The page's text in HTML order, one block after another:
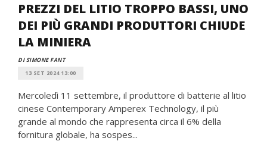
PREZZI DEL LITIO TROPPO BASSI, UNO
DEI PIÙ GRANDI PRODUTTORI CHIUDE
LA MINIERA
DI SIMONE FANT
13 SET 2024 13:00
Mercoledì 11 settembre, il produttore di batterie al litio
cinese Contemporary Amperex Technology, il più
grande al mondo che rappresenta circa il 6% della
fornitura globale, ha sospes...